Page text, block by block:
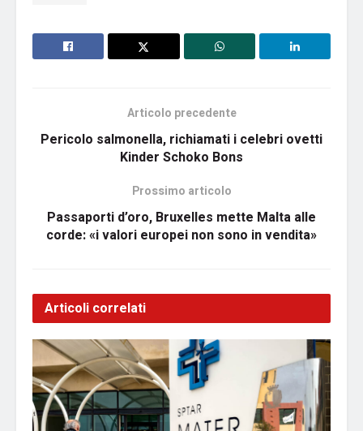
Articolo precedente
Pericolo salmonella, richiamati i celebri ovetti
Kinder Schoko Bons
Prossimo articolo
Passaporti d’oro, Bruxelles mette Malta alle
corde: «i valori europei non sono in vendita»
Articoli correlati